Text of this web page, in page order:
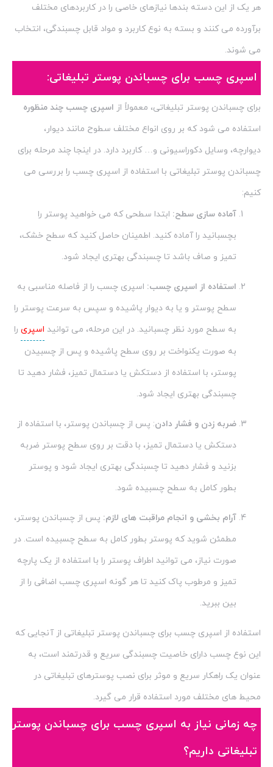
هر یک از این دسته بندها نیازهای خاصی را در کاربردهای مختلف
برآورده می کنند و بسته به نوع کاربرد و مواد قابل چسبندگی، انتخاب
می شوند.
اسپری چسب برای چسباندن پوستر تبلیغاتی:
برای چسباندن پوستر تبلیغاتی، معمولاً از اسپری چسب چند منظوره
استفاده می شود که بر روی انواع مختلف سطوح مانند دیوار،
دیوارچه، وسایل دکوراسیونی و… کاربرد دارد. در اینجا چند مرحله برای
چسباندن پوستر تبلیغاتی با استفاده از اسپری چسب را بررسی می
کنیم:
آماده سازی سطح: ابتدا سطحی که می خواهید پوستر را
بچسبانید را آماده کنید. اطمینان حاصل کنید که سطح خشک،
تمیز و صاف باشد تا چسبندگی بهتری ایجاد شود.
استفاده از اسپری چسب: اسپری چسب را از فاصله مناسبی به
سطح پوستر و یا به دیوار پاشیده و سپس به سرعت پوستر را
به سطح مورد نظر چسبانید. در این مرحله، می توانید اسپری را
به صورت یکنواخت بر روی سطح پاشیده و پس از چسبیدن
پوستر، با استفاده از دستکش یا دستمال تمیز، فشار دهید تا
چسبندگی بهتری ایجاد شود.
ضربه زدن و فشار دادن: پس از چسباندن پوستر، با استفاده از
دستکش یا دستمال تمیز، با دقت بر روی سطح پوستر ضربه
بزنید و فشار دهید تا چسبندگی بهتری ایجاد شود و پوستر
بطور کامل به سطح چسبیده شود.
آرام بخشی و انجام مراقبت های لازم: پس از چسباندن پوستر،
مطمئن شوید که پوستر بطور کامل به سطح چسبیده است. در
صورت نیاز، می توانید اطراف پوستر را با استفاده از یک پارچه
تمیز و مرطوب پاک کنید تا هر گونه اسپری چسب اضافی را از
بین ببرید.
استفاده از اسپری چسب برای چسباندن پوستر تبلیغاتی از آنجایی که
این نوع چسب دارای خاصیت چسبندگی سریع و قدرتمند است، به
عنوان یک راهکار سریع و موثر برای نصب پوسترهای تبلیغاتی در
محیط های مختلف مورد استفاده قرار می گیرد.
چه زمانی نیاز به اسپری چسب برای چسباندن پوستر
تبلیغاتی داریم؟